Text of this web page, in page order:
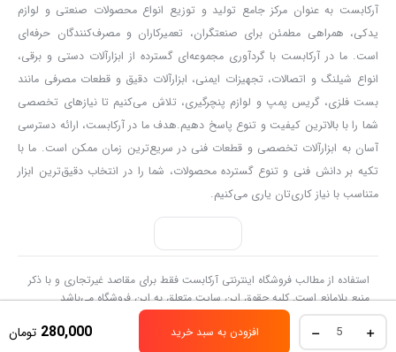
280,000 تومان بست
استیل افزودن به سبد خرید
ولی تقریبا برای تمام سیستم هایی که در اطرافمان میبینیم قابل
استفاده اند.
بست آچاری به طور وسیع در سیستم های لوله و شیلنگ صنایع
شارژ سیستم های هوایی و خنک کنند ها به کار میروند.
برای خرید عمده و مشاوره رایگان با شماره 21 80 93 33 – 021 تماس
آرکابست به عنوان مرکز جامع تولید و توزیع انواع محصولات صنعتی و لوازم
یدکی، همراهی مطمئن برای صنعتگران، تعمیرکاران و مصرف‌کنندگان حرفه‌ای
است. ما در آرکابست با گردآوری مجموعه‌ای گسترده از ابزارآلات دستی و برقی،
انواع شیلنگ و اتصالات، تجهیزات ایمنی، ابزارآلات دقیق و قطعات مصرفی مانند
بست فلزی، گریس‌ پمپ و لوازم پنچرگیری، تلاش می‌کنیم تا نیازهای تخصصی
شما را با بالاترین کیفیت و تنوع پاسخ دهیم.هدف ما در آرکابست، ارائه دسترسی
آسان به ابزارآلات تخصصی و قطعات فنی در سریع‌ترین زمان ممکن است. ما با
تکیه بر دانش فنی و تنوع گسترده محصولات، شما را در انتخاب دقیق‌ترین ابزار
متناسب با نیاز کاری‌تان یاری می‌کنیم.
استفاده از مطالب فروشگاه اینترنتی آرکابست فقط برای مقاصد غیرتجاری و با ذکر
منبع بلامانع است. کلیه حقوق این سایت متعلق به این فروشگاه می‌باشد